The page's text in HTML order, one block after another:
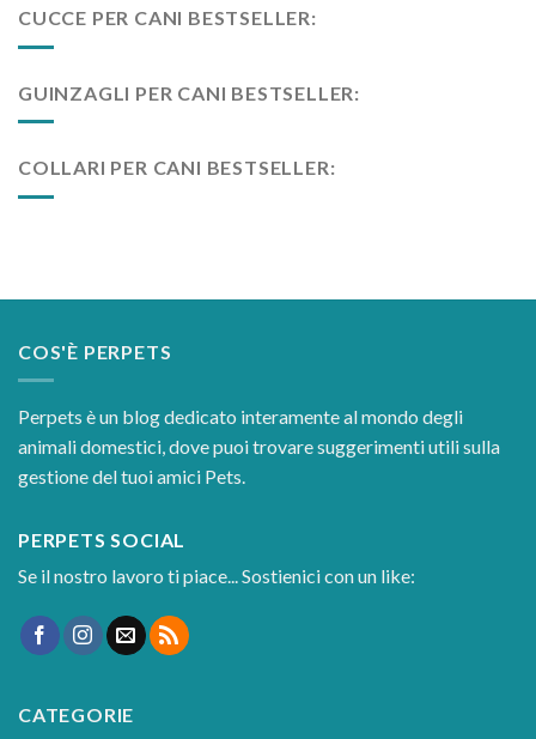
CUCCE PER CANI BESTSELLER:
GUINZAGLI PER CANI BESTSELLER:
COLLARI PER CANI BESTSELLER:
COS'È PERPETS
Perpets è un blog dedicato interamente al mondo degli
animali domestici, dove puoi trovare suggerimenti utili sulla
gestione del tuoi amici Pets.
PERPETS SOCIAL
Se il nostro lavoro ti piace... Sostienici con un like:
CATEGORIE